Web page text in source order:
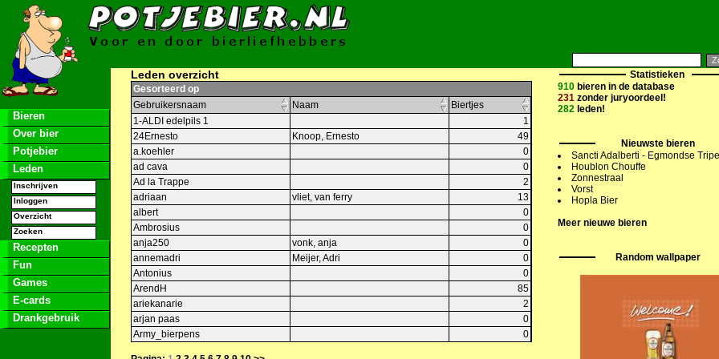
Bieren
Over bier
Potjebier
Leden
Inschrijven
Inloggen
Overzicht
Zoeken
Recepten
Fun
Games
E-cards
Drankgebruik
Leden overzicht
Gesorteerd op
Gebruikersnaam
Naam
Biertjes
1-ALDI edelpils 1
1
24Ernesto
Knoop, Ernesto
49
a.koehler
0
ad cava
0
Ad la Trappe
2
adriaan
vliet, van ferry
13
albert
0
Ambrosius
0
anja250
vonk, anja
0
annemadri
Meijer, Adri
0
Antonius
0
ArendH
85
ariekanarie
2
arjan paas
0
Army_bierpens
0
Statistieken
910 bieren in de database
231 zonder juryoordeel!
282 leden!
Nieuwste bieren
Sancti Adalberti - Egmondse
Houblon Chouffe
Zonnestraal
Vorst
Hopla Bier
Meer nieuwe bieren
Random wallpaper